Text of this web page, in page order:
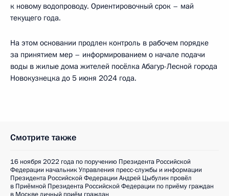
к новому водопроводу. Ориентировочный срок – май
текущего года.
На этом основании продлен контроль в рабочем порядке
за принятием мер – информированием о начале подачи
воды в жилые дома жителей посёлка Абагур-Лесной города
Новокузнецка до 5 июня 2024 года.
Смотрите также
16 ноября 2022 года по поручению Президента Российской
Федерации начальник Управления пресс-службы и информации
Президента Российской Федерации Андрей Цыбулин провёл
в Приёмной Президента Российской Федерации по приёму граждан